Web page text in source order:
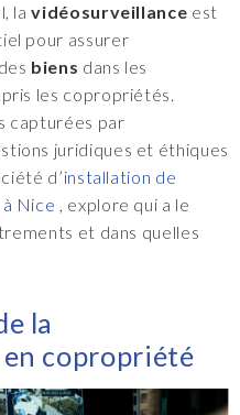
lavidéosurveillance est
pour assurer
biens dans les
les copropriétés.
capturées par
juridiques et éthiques
d’installation de
Nice , explore qui a le
et dans quelles
la
copropriété